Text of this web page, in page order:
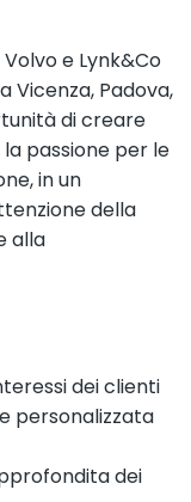
e Lynk&Co
Vicenza, Padova,
di creare
passione per le
in un
della
alla
dei clienti
personalizzata
dei